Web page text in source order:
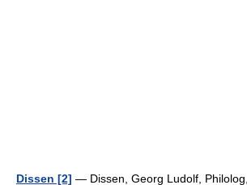
Dissen [2] — Dissen, Georg Ludolf,